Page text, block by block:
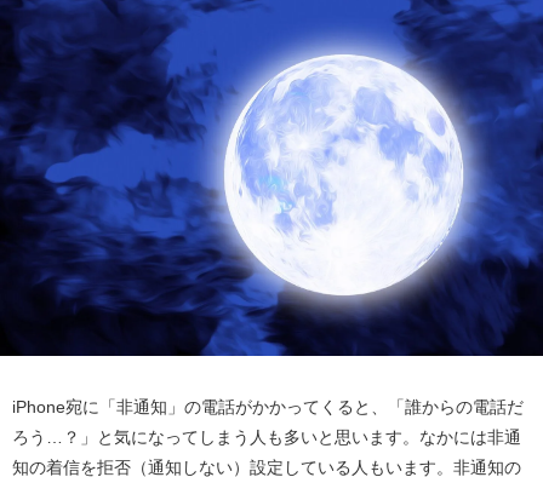
iPhone宛に「非通知」の電話がかかってくると、「誰からの電話だ
ろう…？」と気になってしまう人も多いと思います。なかには非通
知の着信を拒否（通知しない）設定している人もいます。非通知の